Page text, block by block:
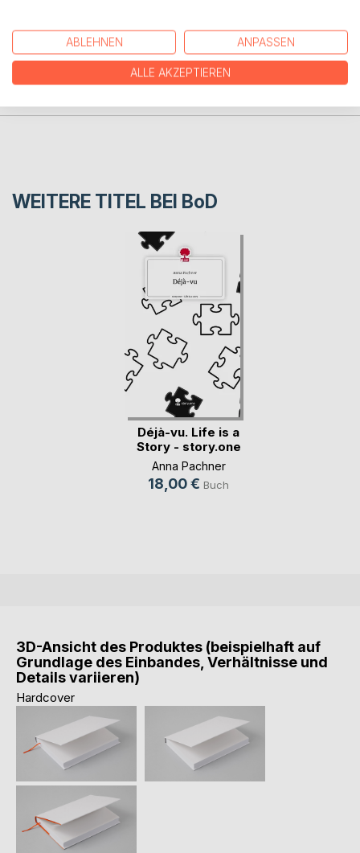
PRESSESTIMMEN
WEITERE TITEL BEI BoD
Déjà-vu. Life is a
Story - story.one
Anna Pachner
18,00 € Buch
3D-Ansicht des Produktes (beispielhaft auf
Grundlage des Einbandes, Verhältnisse und
Details variieren)
Hardcover
ABLEHNEN ANPASSEN
ALLE AKZEPTIEREN